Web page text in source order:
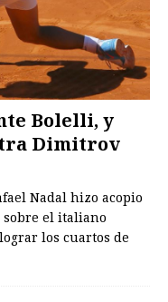
Bolelli, y
Dimitrov
Nadal hizo acopio
el italiano
los cuartos de